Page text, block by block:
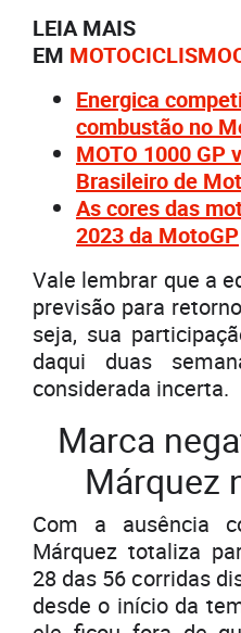
LEIA MAIS
EM
Energica
combustão no
MOTO 1000 GP
Brasileiro de
As cores das
2023 da MotoGP
Vale lembrar que a
previsão para
seja, sua
daqui duas
considerada incerta.
Marca
Márquez
Com a ausência
Márquez totaliza
28 das 56 corridas
desde o início da